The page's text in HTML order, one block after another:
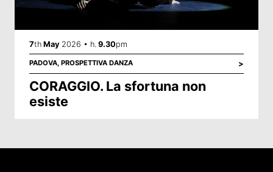
7th May 2026 • h. 9.30pm
PADOVA, PROSPETTIVA DANZA >
CORAGGIO. La sfortuna non
esiste